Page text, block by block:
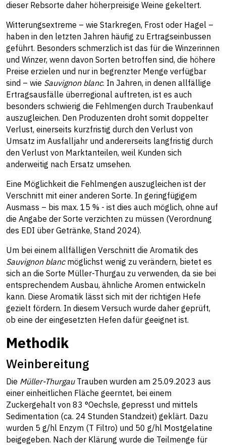
dieser Rebsorte daher höherpreisige Weine gekeltert.
Witterungsextreme – wie Starkregen, Frost oder Hagel –
haben in den letzten Jahren häufig zu Ertragseinbussen
geführt. Besonders schmerzlich ist das für die Winzerinnen
und Winzer, wenn davon Sorten betroffen sind, die höhere
Preise erzielen und nur in begrenzter Menge verfügbar
sind – wie Sauvignon blanc. In Jahren, in denen allfällige
Ertragsausfälle überregional auftreten, ist es auch
besonders schwierig die Fehlmengen durch Traubenkauf
auszugleichen. Den Produzenten droht somit doppelter
Verlust, einerseits kurzfristig durch den Verlust von
Umsatz im Ausfalljahr und andererseits langfristig durch
den Verlust von Marktanteilen, weil Kunden sich
anderweitig nach Ersatz umsehen.
Eine Möglichkeit die Fehlmengen auszugleichen ist der
Verschnitt mit einer anderen Sorte. In geringfügigem
Ausmass – bis max. 15 % - ist dies auch möglich, ohne auf
die Angabe der Sorte verzichten zu müssen (Verordnung
des EDI über Getränke, Stand 2024).
Um bei einem allfälligen Verschnitt die Aromatik des
Sauvignon blancmöglichst wenig zu verändern, bietet es
sich an die Sorte Müller-Thurgau zu verwenden, da sie bei
entsprechendem Ausbau, ähnliche Aromen entwickeln
kann. Diese Aromatik lässt sich mit der richtigen Hefe
gezielt fördern. In diesem Versuch wurde daher geprüft,
ob eine der eingesetzten Hefen dafür geeignet ist.
Methodik
Weinbereitung
Die Müller-ThurgauTrauben wurden am 25.09.2023 aus
einer einheitlichen Fläche geerntet, bei einem
Zuckergehalt von 83 °Oechsle, gepresst und mittels
Sedimentation (ca. 24 Stunden Standzeit) geklärt. Dazu
wurden 5 g/hl Enzym (T Filtro) und 50 g/hl Mostgelatine
beigegeben. Nach der Klärung wurde die Teilmenge für